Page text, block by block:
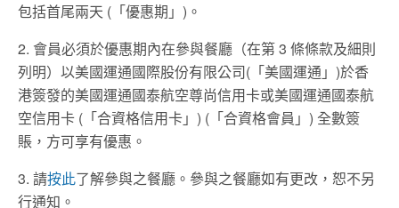
包括首尾兩天 (「優惠期」)。
2. 會員必須於優惠期內在參與餐廳（在第 3 條條款及細則
列明）以美國運通國際股份有限公司(「美國運通」)於香
港簽發的美國運通國泰航空尊尚信用卡或美國運通國泰航
空信用卡 (「合資格信用卡」) (「合資格會員」) 全數簽
賬，方可享有優惠。
3. 請按此了解參與之餐廳。參與之餐廳如有更改，恕不另
行通知。